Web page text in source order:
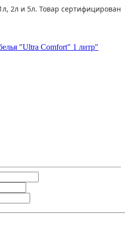
2л и 5л. Товар сертифицирован
"Ultra Comfort" 1 литр"